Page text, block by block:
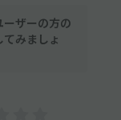
ーザーの方の
みましょ